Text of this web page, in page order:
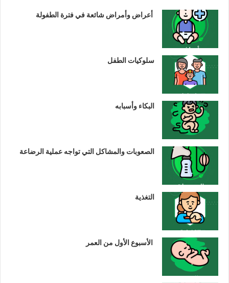
أعراض وأمراض شائعة في فترة الطفولة
سلوكيات الطفل
البكاء وأسبابه
الصعوبات والمشاكل التي تواجه عملية الرضاعة
التغذية
الأسبوع الأول من العمر